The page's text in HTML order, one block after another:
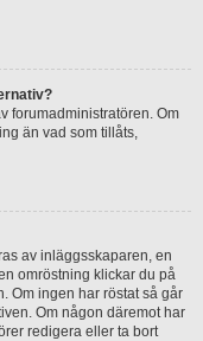
forumadministratören. Om
än vad som tillåts,
av inläggsskaparen, en
omröstning klickar du på
Om ingen har röstat så går
Om någon däremot har
redigera eller ta bort